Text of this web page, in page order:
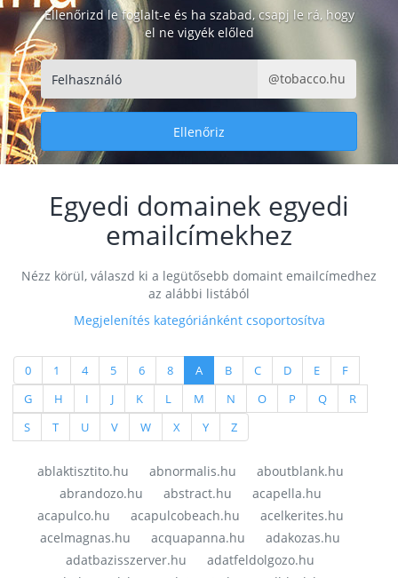
Ellenőrizd le foglalt-e és ha szabad, csapj le rá, hogy
el ne vigyék előled
@tobacco.hu
Ellenőriz
Egyedi domainek egyedi
emailcímekhez
Nézz körül, válaszd ki a legütősebb domaint emailcímedhez
az alábbi listából
Megjelenítés kategóriánként csoportosítva
0(current)
1 (current)
4(current)
5(current)
6(current)
8(current)
A(current)
B(current)
C(current)
D(current)
E(current)
F(current)
G(current)
H (current)
I (current)
J(current)
K(current)
L (current)
M (current)
N (current)
O(current)
P (current)
Q(current)
R
S(current)
T(current)
U(current)
V(current)
W(current)
X (current)
Y(current)
Z(current)
ablaktisztito.hu abnormalis.hu
aboutblank.hu
abrandozo.hu
abstract.hu
acapella.hu
acapulco.hu
acapulcobeach.hu
acelkerites.hu
acelmagnas.hu
acquapanna.hu
adakozas.hu
adatbazisszerver.hu
adatfeldolgozo.hu